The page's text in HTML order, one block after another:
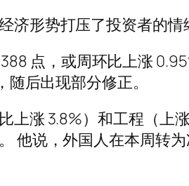
济形势打压了投资者的情
点，或周环比上涨
后出现部分修正。
上涨 3.8%）和工程（上
他说，外国人在本周转